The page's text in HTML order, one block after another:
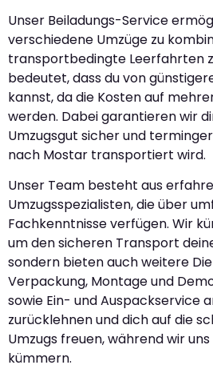
Unser Beiladungs-Service
verschiedene Umzüge zu
transportbedingte Leerfahrten
bedeutet, dass du von
kannst, da die Kosten auf
werden. Dabei garantieren wir
Umzugsgut sicher und
nach Mostar transportiert wird.
Unser Team besteht aus
Umzugsspezialisten, die über
Fachkenntnisse verfügen. Wir
um den sicheren Transport
sondern bieten auch weitere
Verpackung, Montage und
sowie Ein- und Auspackservice
zurücklehnen und dich auf die
Umzugs freuen, während wir
kümmern.